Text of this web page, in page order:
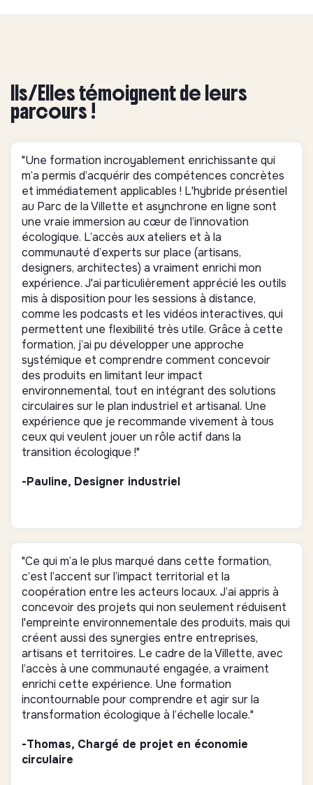
Ils/Elles témoignent de leurs
parcours !
"Une formation incroyablement enrichissante qui
m’a permis d’acquérir des compétences concrètes
et immédiatement applicables ! L'hybride présentiel
au Parc de la Villette et asynchrone en ligne sont
une vraie immersion au cœur de l’innovation
écologique. L’accès aux ateliers et à la
communauté d’experts sur place (artisans,
designers, architectes) a vraiment enrichi mon
expérience. J'ai particulièrement apprécié les outils
mis à disposition pour les sessions à distance,
comme les podcasts et les vidéos interactives, qui
permettent une flexibilité très utile. Grâce à cette
formation, j’ai pu développer une approche
systémique et comprendre comment concevoir
des produits en limitant leur impact
environnemental, tout en intégrant des solutions
circulaires sur le plan industriel et artisanal. Une
expérience que je recommande vivement à tous
ceux qui veulent jouer un rôle actif dans la
transition écologique !"
-Pauline, Designer industriel
"Ce qui m’a le plus marqué dans cette formation,
c’est l’accent sur l’impact territorial et la
coopération entre les acteurs locaux. J’ai appris à
concevoir des projets qui non seulement réduisent
l'empreinte environnementale des produits, mais qui
créent aussi des synergies entre entreprises,
artisans et territoires. Le cadre de la Villette, avec
l’accès à une communauté engagée, a vraiment
enrichi cette expérience. Une formation
incontournable pour comprendre et agir sur la
transformation écologique à l’échelle locale."
-Thomas, Chargé de projet en économie
circulaire